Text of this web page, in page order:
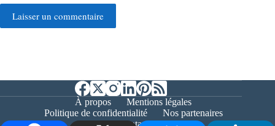
Laisser un commentaire
À propos
Mentions légales
Politique de confidentialité
Nos partenaires
Contact